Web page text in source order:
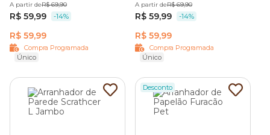
Em formato vertical, é indicado para felinos que não podem
ver um móvel que já vão colocando as unhas de fora.
2. Poste arranhador
Também conhecido como torre arranhadora, é um modelo
muito popular entre os tutores. Com formato vertical,
permite que o felino se estique enquanto arranha.
A partir deR$ 69,90
R$ 59,99 -14%
R$ 59,99
Compra Programada
Único
A partir deR$ 69,90
R$ 59,99 -14%
R$ 59,99
Compra Programada
Único
Desconto